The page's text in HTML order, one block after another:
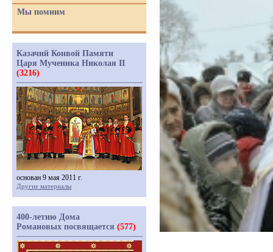
Мы помним
Казачий Конвой Памяти
Царя Мученика Николая II
(3216)
основан 9 мая 2011 г.
Другие материалы
400-летию Дома
Романовых посвящается (577)